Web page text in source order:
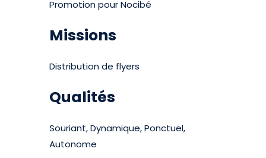
Promotion pour Nocibé
Missions
Distribution de flyers
Qualités
Souriant, Dynamique, Ponctuel,
Autonome